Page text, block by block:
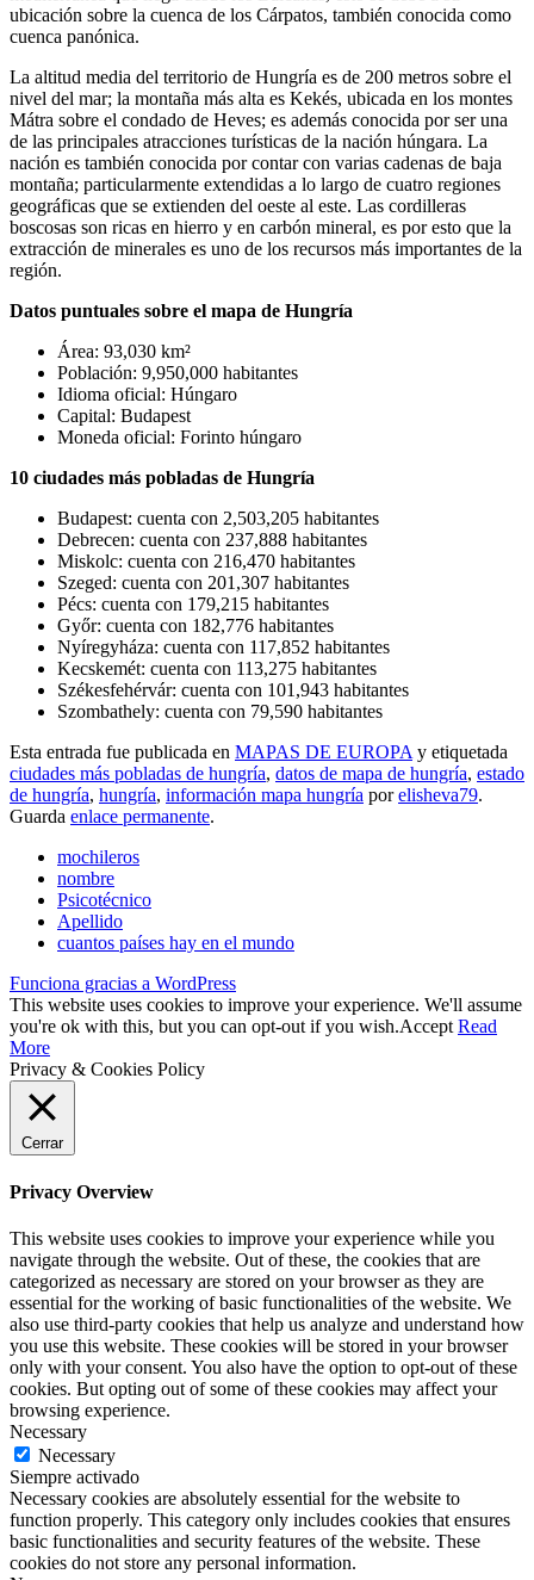
ubicación sobre la cuenca de los Cárpatos, también conocida como
cuenca panónica.
La altitud media del territorio de Hungría es de 200 metros sobre el
nivel del mar; la montaña más alta es Kekés, ubicada en los montes
Mátra sobre el condado de Heves; es además conocida por ser una
de las principales atracciones turísticas de la nación húngara. La
nación es también conocida por contar con varias cadenas de baja
montaña; particularmente extendidas a lo largo de cuatro regiones
geográficas que se extienden del oeste al este. Las cordilleras
boscosas son ricas en hierro y en carbón mineral, es por esto que la
extracción de minerales es uno de los recursos más importantes de la
región.
Datos puntuales sobre el mapa de Hungría
Área: 93,030 km²
Población: 9,950,000 habitantes
Idioma oficial: Húngaro
Capital: Budapest
Moneda oficial: Forinto húngaro
10 ciudades más pobladas de Hungría
Budapest: cuenta con 2,503,205 habitantes
Debrecen: cuenta con 237,888 habitantes
Miskolc: cuenta con 216,470 habitantes
Szeged: cuenta con 201,307 habitantes
Pécs: cuenta con 179,215 habitantes
Győr: cuenta con 182,776 habitantes
Nyíregyháza: cuenta con 117,852 habitantes
Kecskemét: cuenta con 113,275 habitantes
Székesfehérvár: cuenta con 101,943 habitantes
Szombathely: cuenta con 79,590 habitantes
Esta entrada fue publicada en MAPAS DE EUROPA y etiquetada
ciudades más pobladas de hungría, datos de mapa de hungría, estado
de hungría, hungría, información mapa hungría porelisheva79.
Guarda enlace permanente.
mochileros
nombre
Psicotécnico
Apellido
cuantos países hay en el mundo
Funciona gracias a WordPress
This website uses cookies to improve your experience. We'll assume
you're ok with this, but you can opt-out if you wish.Accept Read
More
Privacy & Cookies Policy
Cerrar
Privacy Overview
This website uses cookies to improve your experience while you
navigate through the website. Out of these, the cookies that are
categorized as necessary are stored on your browser as they are
essential for the working of basic functionalities of the website. We
also use third-party cookies that help us analyze and understand how
you use this website. These cookies will be stored in your browser
only with your consent. You also have the option to opt-out of these
cookies. But opting out of some of these cookies may affect your
browsing experience.
Necessary
Necessary
Siempre activado
Necessary cookies are absolutely essential for the website to
function properly. This category only includes cookies that ensures
basic functionalities and security features of the website. These
cookies do not store any personal information.